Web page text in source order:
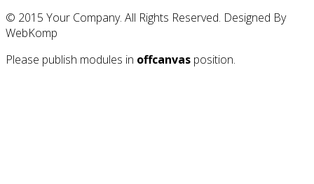
© 2015 Your Company. All Rights Reserved. Designed By
WebKomp
Please publish modules in offcanvas position.